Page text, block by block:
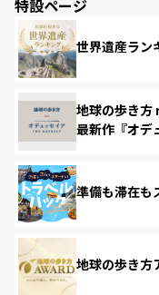
特設ページ
世界遺産ラン
地球の歩き方
最新作『オデ
準備も滞在
地球の歩き方